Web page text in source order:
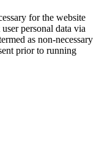
for the website
personal data via
as non-necessary
prior to running